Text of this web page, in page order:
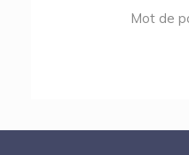
Mot de